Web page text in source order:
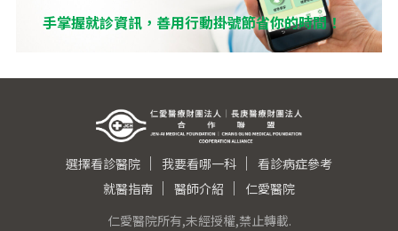
手掌握就診資訊，善用行動掛號節省你的時間！
選擇看診醫院 我要看哪一科
看診病症參考
就醫指南
醫師介紹
仁愛醫院
仁愛醫院所有,未經授權,禁止轉載.